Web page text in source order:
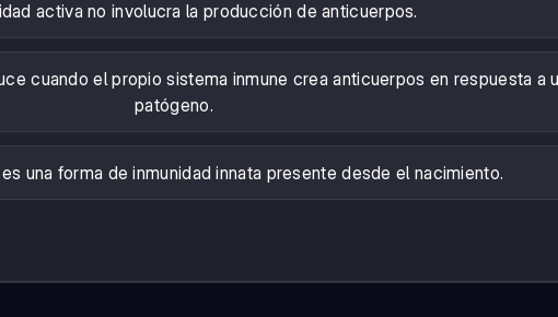
activa no involucra la producción de anticuerpos.
cuando el propio sistema inmune crea anticuerpos en respuesta a
patógeno.
una forma de inmunidad innata presente desde el nacimiento.